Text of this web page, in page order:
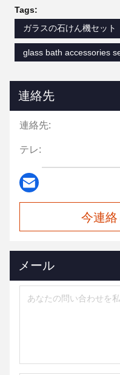
Tags:
ガラスの石けん機セット
glass bath accessories
連絡先
連絡先:
テレ:
今連
メール